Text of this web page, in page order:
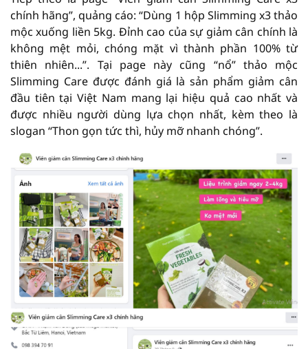
chính hãng”, quảng cáo: “Dùng 1 hộp Slimming x3 thảo
mộc xuống liền 5kg. Đỉnh cao của sự giảm cân chính là
không mệt mỏi, chóng mặt vì thành phần 100% từ
thiên nhiên...”. Tại page này cũng “nổ” thảo mộc
Slimming Care được đánh giá là sản phẩm giảm cân
đầu tiên tại Việt Nam mang lại hiệu quả cao nhất và
được nhiều người dùng lựa chọn nhất, kèm theo là
slogan “Thon gọn tức thì, hủy mỡ nhanh chóng”.